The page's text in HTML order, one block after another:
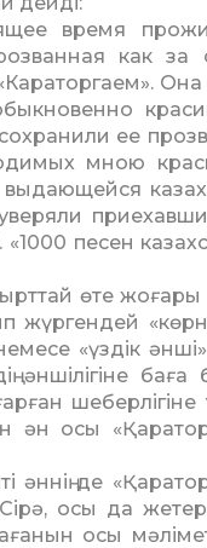
время
как за
ее
мною
выдающейся
песен
өте жоғары
жүргендей
«үздік
баға
шеберлігіне
ән осы
әннің де
осы да
осы